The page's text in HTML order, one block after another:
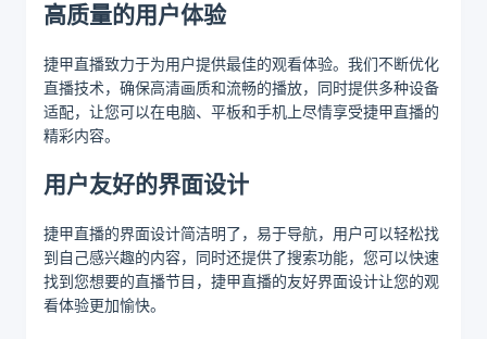
高质量的用户体验
捷甲直播致力于为用户提供最佳的观看体验。我们不断优化
直播技术，确保高清画质和流畅的播放，同时提供多种设备
适配，让您可以在电脑、平板和手机上尽情享受捷甲直播的
精彩内容。
用户友好的界面设计
捷甲直播的界面设计简洁明了，易于导航，用户可以轻松找
到自己感兴趣的内容，同时还提供了搜索功能，您可以快速
找到您想要的直播节目，捷甲直播的友好界面设计让您的观
看体验更加愉快。